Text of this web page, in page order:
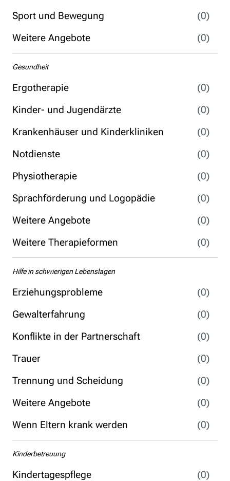
Sport und Bewegung
(0)
Weitere Angebote
(0)
Gesundheit
Ergotherapie
(0)
Kinder- und Jugendärzte
(0)
Krankenhäuser und Kinderkliniken
(0)
Notdienste
(0)
Physiotherapie
(0)
Sprachförderung und Logopädie
(0)
Weitere Angebote
(0)
Weitere Therapieformen
(0)
Hilfe in schwierigen Lebenslagen
Erziehungsprobleme
(0)
Gewalterfahrung
(0)
Konflikte in der Partnerschaft
(0)
Trauer
(0)
Trennung und Scheidung
(0)
Weitere Angebote
(0)
Wenn Eltern krank werden
(0)
Kinderbetreuung
Kindertagespflege
(0)